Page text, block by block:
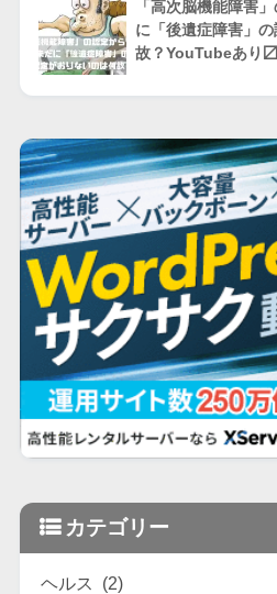
「高次脳機能障害
に「後遺症障害」
故？YouTubeあり〼
カテゴリー